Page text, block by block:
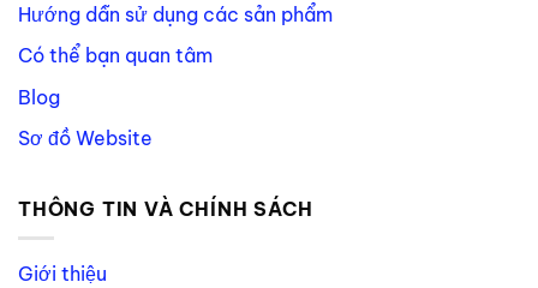
Hướng dẫn sử dụng các sản phẩm
Có thể bạn quan tâm
Blog
Sơ đồ Website
THÔNG TIN VÀ CHÍNH SÁCH
Giới thiệu